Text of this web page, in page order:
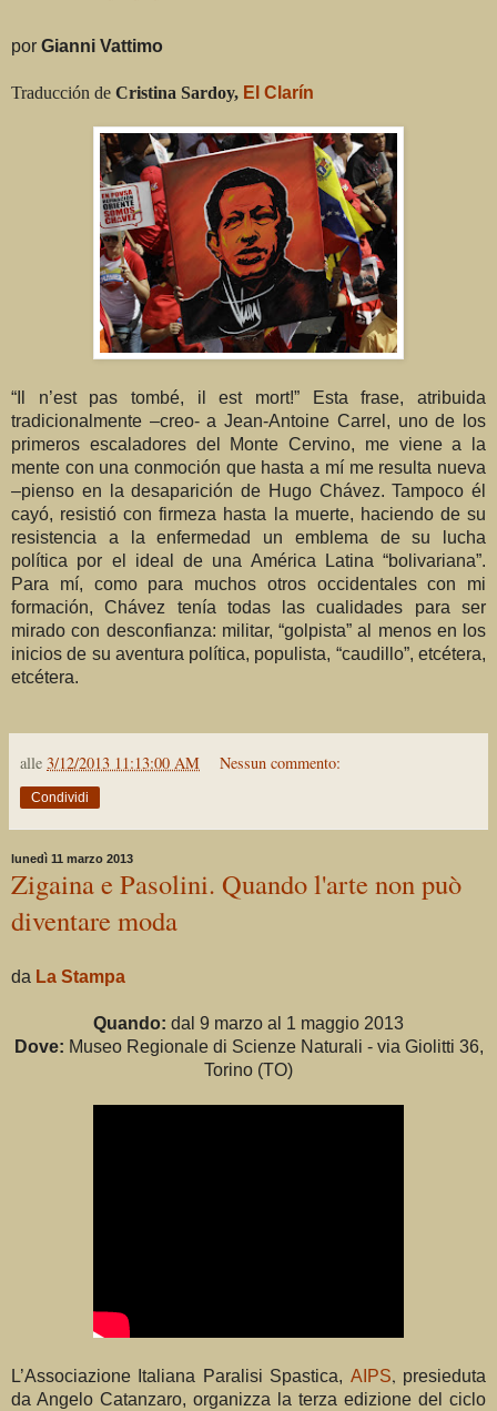
por Gianni Vattimo
Traducción de Cristina Sardoy, El Clarín
“Il n’est pas tombé, il est mort!” Esta frase, atribuida
tradicionalmente –creo- a Jean-Antoine Carrel, uno de los
primeros escaladores del Monte Cervino, me viene a la
mente con una conmoción que hasta a mí me resulta nueva
–pienso en la desaparición de Hugo Chávez. Tampoco él
cayó, resistió con firmeza hasta la muerte, haciendo de su
resistencia a la enfermedad un emblema de su lucha
política por el ideal de una América Latina “bolivariana”.
Para mí, como para muchos otros occidentales con mi
formación, Chávez tenía todas las cualidades para ser
mirado con desconfianza: militar, “golpista” al menos en los
inicios de su aventura política, populista, “caudillo”, etcétera,
etcétera.
alle 3/12/2013 11:13:00 AM Nessun commento:
Condividi
lunedì 11 marzo 2013
Zigaina e Pasolini. Quando l'arte non può
diventare moda
da La Stampa
Quando: dal 9 marzo al 1 maggio 2013
Dove: Museo Regionale di Scienze Naturali - via Giolitti 36,
Torino (TO)
L’Associazione Italiana Paralisi Spastica, AIPS, presieduta
da Angelo Catanzaro, organizza la terza edizione del ciclo